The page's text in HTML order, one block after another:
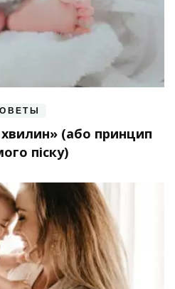
(або принцип
піску)